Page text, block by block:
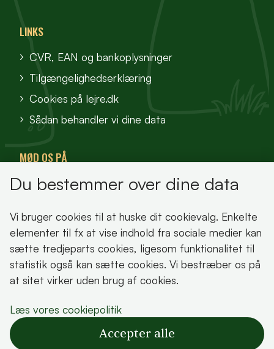
LINKS
CVR, EAN og bankoplysninger
Tilgængelighedserklæring
Cookies på lejre.dk
Sådan behandler vi dine data
MØD OS PÅ
VisitFjordlandet
Oplev Lejre
Dette indhold kræver cookies for at blive vist
Du bestemmer over dine data
Vi bruger cookies til at huske dit cookievalg. Enkelte
elementer til fx at vise indhold fra sociale medier kan
sætte tredjeparts cookies, ligesom funktionalitet til
statistik også kan sætte cookies. Vi bestræber os på
at sitet virker uden brug af cookies.
Læs vores cookiepolitik
Accepter alle